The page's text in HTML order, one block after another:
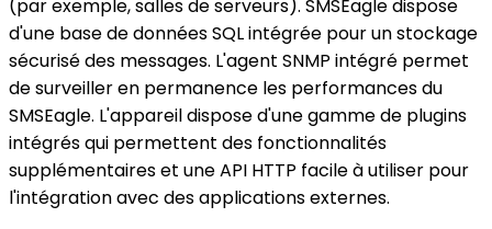
(par exemple, salles de serveurs). SMSEagle dispose
d'une base de données SQL intégrée pour un stockage
sécurisé des messages. L'agent SNMP intégré permet
de surveiller en permanence les performances du
SMSEagle. L'appareil dispose d'une gamme de plugins
intégrés qui permettent des fonctionnalités
supplémentaires et une API HTTP facile à utiliser pour
l'intégration avec des applications externes.